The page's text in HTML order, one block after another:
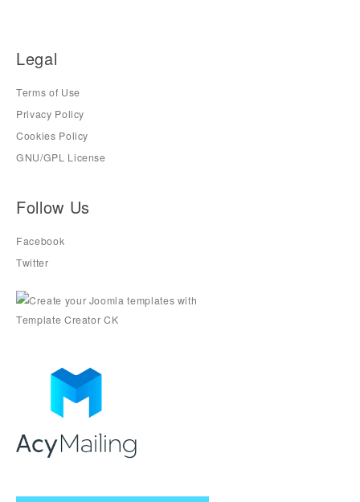
Legal
Terms of Use
Privacy Policy
Cookies Policy
GNU/GPL License
Follow Us
Facebook
Twitter